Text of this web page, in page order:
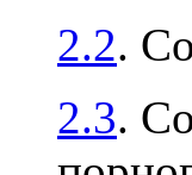
2.2.
2.3.